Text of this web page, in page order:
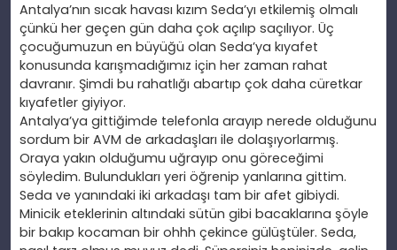
Antalya’nın sıcak havası kızım Seda’yı etkilemiş olmalı
çünkü her geçen gün daha çok açılıp saçılıyor. Üç
çocuğumuzun en büyüğü olan Seda’ya kıyafet
konusunda karışmadığımız için her zaman rahat
davranır. Şimdi bu rahatlığı abartıp çok daha cüretkar
kıyafetler giyiyor.
Antalya’ya gittiğimde telefonla arayıp nerede olduğunu
sordum bir AVM de arkadaşları ile dolaşıyorlarmış.
Oraya yakın olduğumu uğrayıp onu göreceğimi
söyledim. Bulundukları yeri öğrenip yanlarına gittim.
Seda ve yanındaki iki arkadaşı tam bir afet gibiydi.
Minicik eteklerinin altındaki sütün gibi bacaklarına şöyle
bir bakıp kocaman bir ohhh çekince gülüştüler. Seda,